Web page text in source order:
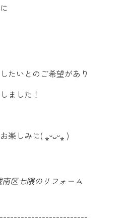
たいとのご希望があり
ました！
楽しみに( ⁎ᵕᴗᵕ⁎ )
区七隈のリフォーム